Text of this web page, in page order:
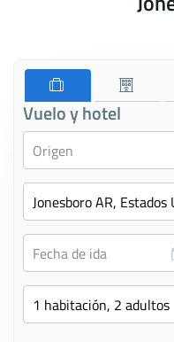
Vuelo y hotel